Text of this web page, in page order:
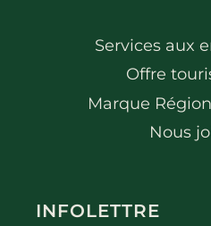
Services aux
Offre
Marque
Nous
INFOLETTRE